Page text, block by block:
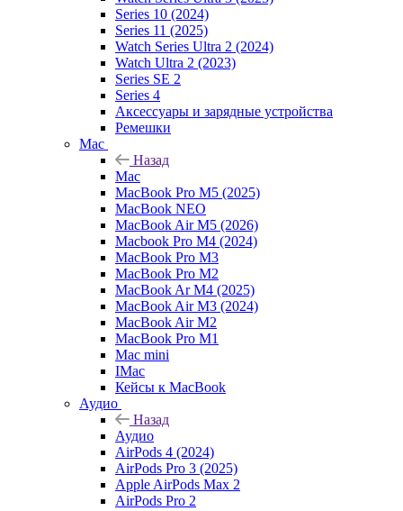
Series 10 (2024)
Series 11 (2025)
Watch Series Ultra 2 (2024)
Watch Ultra 2 (2023)
Series SE 2
Series 4
Аксессуары и зарядные устройства
Ремешки
Mac
Назад
Mac
MacBook Pro M5 (2025)
MacBook NEO
MacBook Air M5 (2026)
Macbook Pro M4 (2024)
MacBook Pro M3
MacBook Pro M2
MacBook Ar M4 (2025)
MacBook Air M3 (2024)
MacBook Air M2
MacBook Pro M1
Mac mini
IMac
Кейсы к MacBook
Аудио
Назад
Аудио
AirPods 4 (2024)
AirPods Pro 3 (2025)
Apple AirPods Max 2
AirPods Pro 2